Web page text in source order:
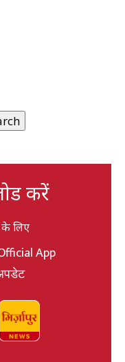
करें
के लिए
App